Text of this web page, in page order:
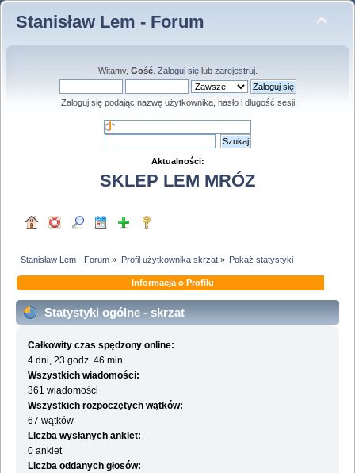
Stanisław Lem - Forum
Witamy, Gość. Zaloguj sięlub zarejestruj.
Zaloguj się podając nazwę użytkownika, hasło i długość sesji
Aktualności:
SKLEP LEM MRÓZ
Stanisław Lem - Forum » Profil użytkownika skrzat» Pokaż statystyki
Informacja o Profilu
Statystyki ogólne - skrzat
Całkowity czas spędzony online:
4 dni, 23 godz. 46 min.
Wszystkich wiadomości:
361 wiadomości
Wszystkich rozpoczętych wątków:
67 wątków
Liczba wysłanych ankiet:
0 ankiet
Liczba oddanych głosów: